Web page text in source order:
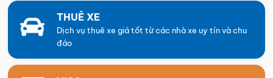
THUÊ XE
Dịch vụ thuê xe giá tốt từ các nhà xe uy tín và chu
đáo